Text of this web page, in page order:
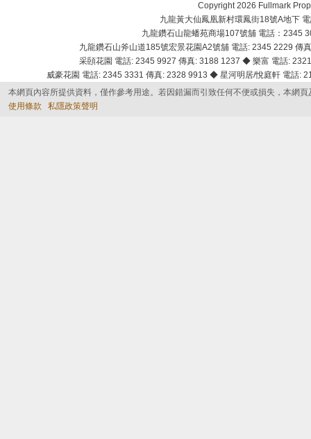
Copyright 2026 Fullmark
九龍黃大仙鳳凰新村環鳳街18號A地下
九龍鑽石山龍蟠苑商場107號舖 電話：2345
九龍鑽石山斧山道185號宏景花園A2號舖 電話: 2345 2229
采頣花園 電話: 2345 9927 傳真: 3188 1237 ◆ 樂富 電話:
威豪花園 電話: 2345 3331 傳真: 2328 9913 ◆ 星河明居/悅庭軒 電話
本網頁內容所提供資料，僅作參考用途。若因錯漏而引致任何不便或損失，本網
使用條款
私隱政策聲明